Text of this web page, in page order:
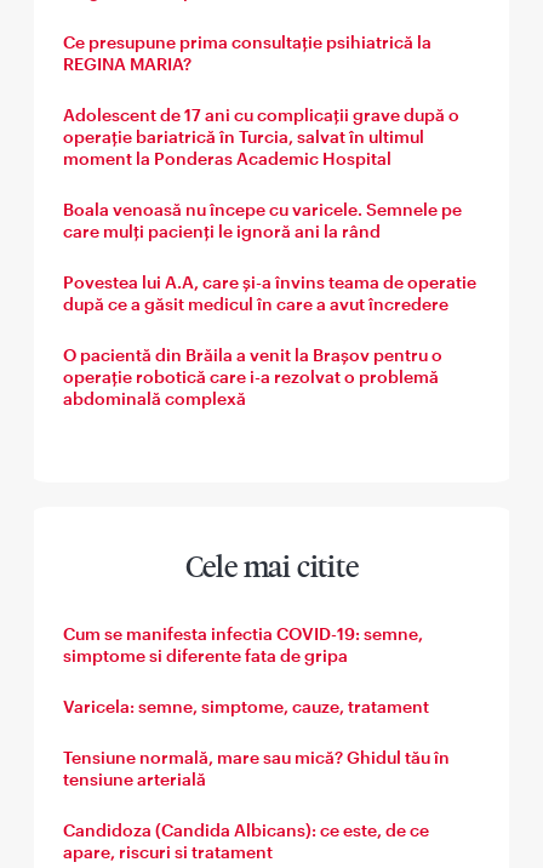
Ce presupune prima consultație psihiatrică la
REGINA MARIA?
Adolescent de 17 ani cu complicații grave după o
operație bariatrică în Turcia, salvat în ultimul
moment la Ponderas Academic Hospital
Boala venoasă nu începe cu varicele. Semnele pe
care mulți pacienți le ignoră ani la rând
Povestea lui A.A, care și-a învins teama de operatie
după ce a găsit medicul în care a avut încredere
O pacientă din Brăila a venit la Brașov pentru o
operație robotică care i-a rezolvat o problemă
abdominală complexă
Cele mai citite
Cum se manifesta infectia COVID-19: semne,
simptome si diferente fata de gripa
Varicela: semne, simptome, cauze, tratament
Tensiune normală, mare sau mică? Ghidul tău în
tensiune arterială
Candidoza (Candida Albicans): ce este, de ce
apare, riscuri si tratament